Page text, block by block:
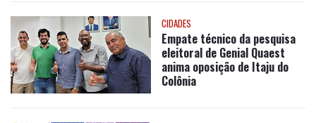
CIDADES
Empate técnico da pesquisa
eleitoral de Genial Quaest
anima oposição de Itaju do
Colônia